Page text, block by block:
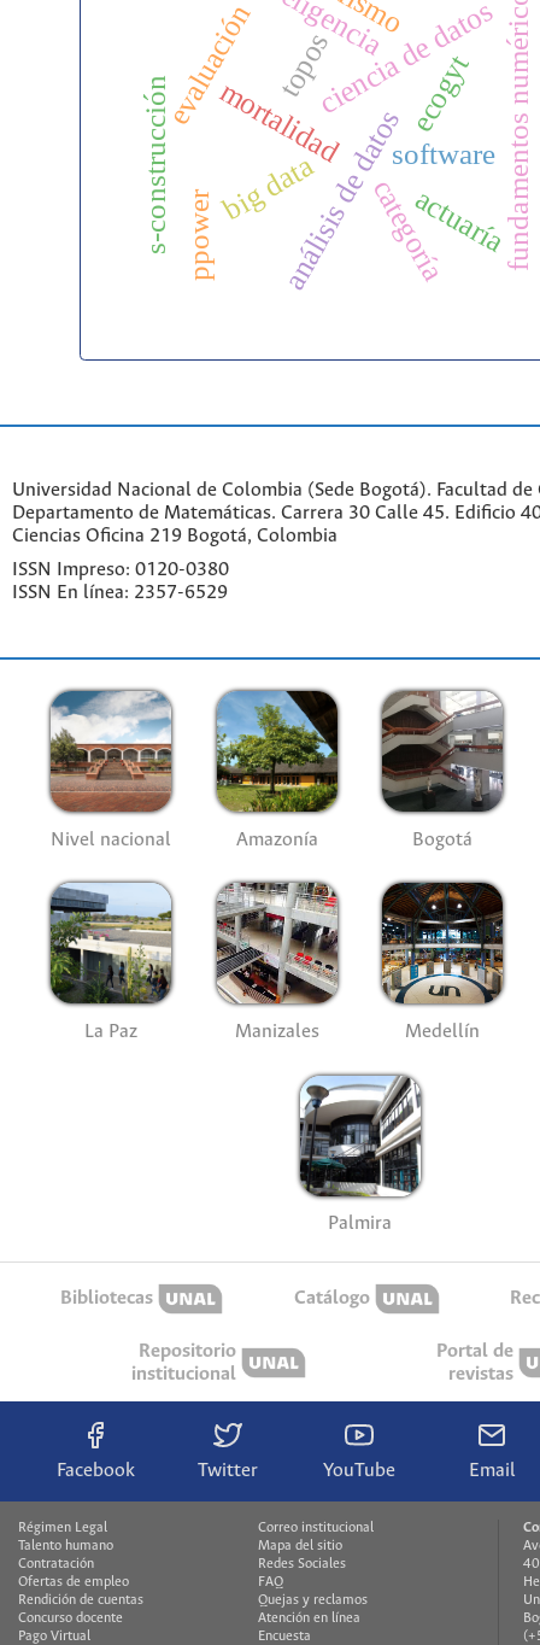
mortalidad
actuaríafundamentos numéricos
evaluación ciencia de datos
análisis de datossoftware
big data
ppower
s-construcción categoría
ecogyt
topos
Universidad Nacional de Colombia (Sede Bogotá). Facultad de
Departamento de Matemáticas. Carrera 30 Calle 45. Edificio
Ciencias Oficina 219 Bogotá, Colombia
ISSN Impreso: 0120-0380
ISSN En línea: 2357-6529
Nivel nacional Amazonía Bogotá
La Paz Manizales Medellín
Palmira
Bibliotecas Catálogo
Repositorio
institucional
Portal de
revistas
Facebook Twitter YouTube Email
Régimen Legal
Talento humano
Contratación
Ofertas de empleo
Rendición de cuentas
Concurso docente
Pago Virtual
Correo institucional
Mapa del sitio
Redes Sociales
FAQ
Quejas y reclamos
Atención en línea
Encuesta